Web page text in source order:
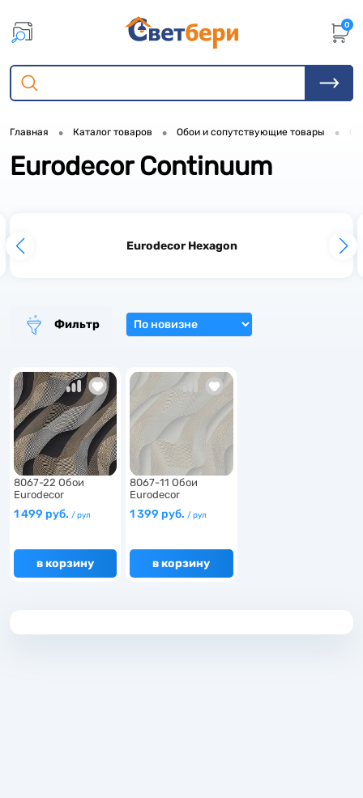
0
Главная • Каталог товаров • Обои и сопутствующие товары •
Eurodecor Continuum
Eurodecor Hexagon
3
6
6
Фильтр
8067-22 Обои
Eurodecor
Continuum…
1 499 руб. / рул
в корзину
8067-11 Обои
Eurodecor
Continuum…
1 399 руб./ рул
в корзину